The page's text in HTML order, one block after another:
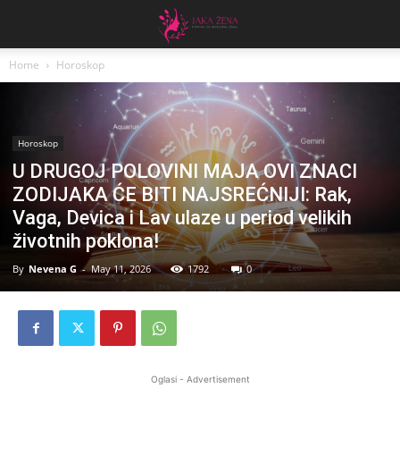
Home Horoskop
Horoskop
U DRUGOJ POLOVINI MAJA OVI ZNACI
ZODIJAKA ĆE BITI NAJSREĆNIJI: Rak,
Vaga, Devica i Lav ulaze u period velikih
životnih poklona!
By Nevena G - May 11, 2026 1792 0
Oglasi - Advertisement